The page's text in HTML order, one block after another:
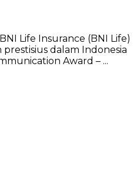
Life Insurance (BNI Life)
dalam Indonesia
Award – ...